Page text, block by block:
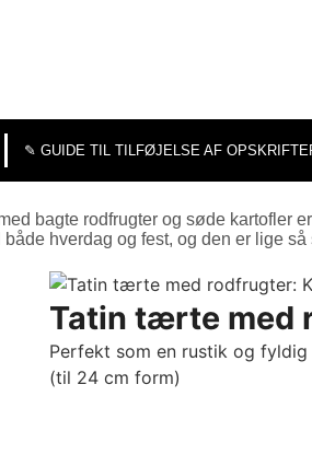
✎ GUIDE TIL TILFØJELSE AF
bagte rodfrugter og søde kartofler
hverdag og fest, og den er lige
Tatin tærte med
Perfekt som en rustik og
(til 24 cm form)